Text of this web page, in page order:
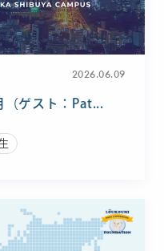
2026.06.09
（ゲスト：Pat...